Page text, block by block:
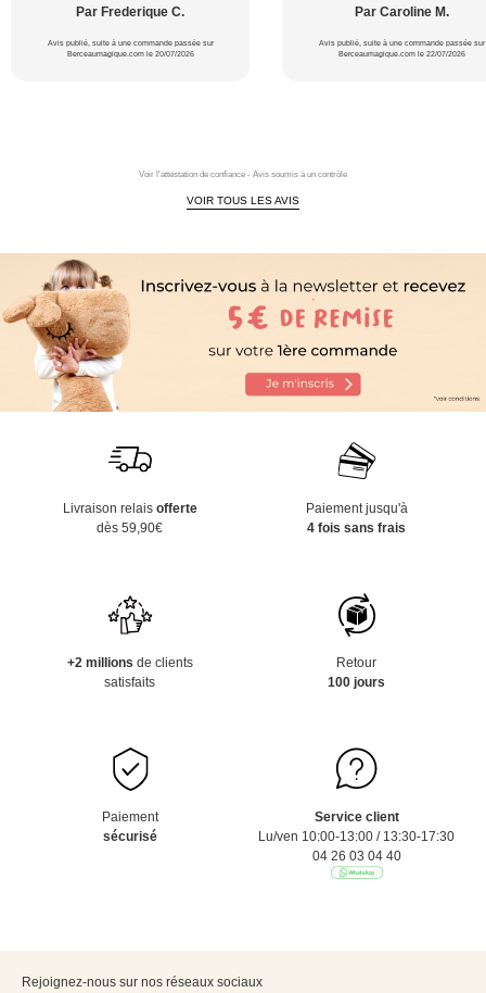
Par Frederique C.
Avis publié, suite à une commande passée sur
Berceaumagique.com le 20/07/2026
Par Caroline M.
Avis publié, suite à une commande passée sur
Berceaumagique.com le 22/07/2026
Voir l'attestation de confiance - Avis soumis à un contrôle
VOIR TOUS LES AVIS
Livraison relais offerte
dès 59,90€
Paiement jusqu'à
4 fois sans frais
+2 millions de clients
satisfaits
Retour
100 jours
Paiement
sécurisé
Service client
Lu/ven 10:00-13:00 / 13:30-17:30
04 26 03 04 40
Rejoignez-nous sur nos réseaux sociaux